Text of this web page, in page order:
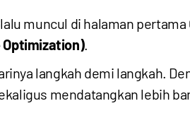
muncul di halaman pertama
Optimization).
langkah demi langkah.
mendatangkan lebih